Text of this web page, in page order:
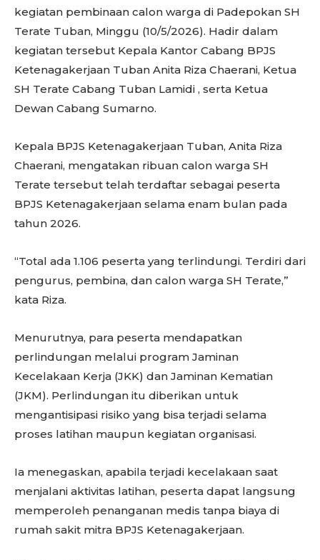
kegiatan pembinaan calon warga di Padepokan SH
Terate Tuban, Minggu (10/5/2026). Hadir dalam
kegiatan tersebut Kepala Kantor Cabang BPJS
Ketenagakerjaan Tuban Anita Riza Chaerani, Ketua
SH Terate Cabang Tuban Lamidi , serta Ketua
Dewan Cabang Sumarno.
Kepala BPJS Ketenagakerjaan Tuban, Anita Riza
Chaerani, mengatakan ribuan calon warga SH
Terate tersebut telah terdaftar sebagai peserta
BPJS Ketenagakerjaan selama enam bulan pada
tahun 2026.
“Total ada 1.106 peserta yang terlindungi. Terdiri dari
pengurus, pembina, dan calon warga SH Terate,”
kata Riza.
Menurutnya, para peserta mendapatkan
perlindungan melalui program Jaminan
Kecelakaan Kerja (JKK) dan Jaminan Kematian
(JKM). Perlindungan itu diberikan untuk
mengantisipasi risiko yang bisa terjadi selama
proses latihan maupun kegiatan organisasi.
Ia menegaskan, apabila terjadi kecelakaan saat
menjalani aktivitas latihan, peserta dapat langsung
memperoleh penanganan medis tanpa biaya di
rumah sakit mitra BPJS Ketenagakerjaan.